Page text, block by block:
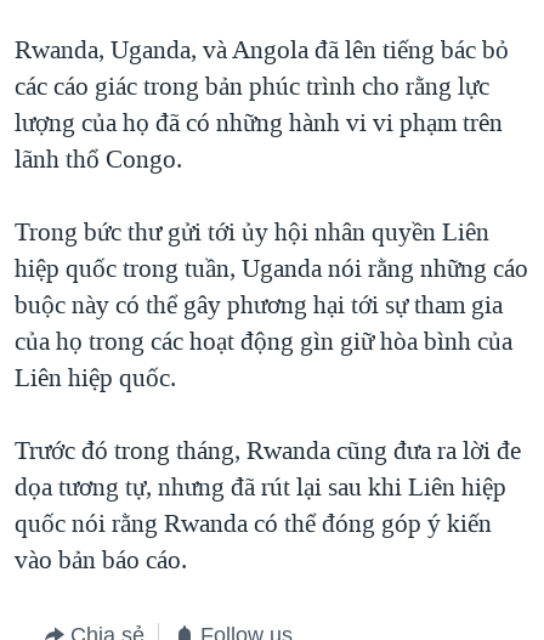
NGƯ DÂN VIỆT VÀ LÀN SÓNG TRỘM HẢI SÂM
BÊN KIA QUỐC LỘ: TIẾNG VỌNG TỪ NÔNG THÔN MỸ
QUAN HỆ VIỆT MỸ
Rwanda, Uganda, và Angola đã lên tiếng bác bỏ
các cáo giác trong bản phúc trình cho rằng lực
lượng của họ đã có những hành vi vi phạm trên
lãnh thổ Congo.
Trong bức thư gửi tới ủy hội nhân quyền Liên
hiệp quốc trong tuần, Uganda nói rằng những cáo
buộc này có thể gây phương hại tới sự tham gia
của họ trong các hoạt động gìn giữ hòa bình của
Liên hiệp quốc.
Trước đó trong tháng, Rwanda cũng đưa ra lời đe
dọa tương tự, nhưng đã rút lại sau khi Liên hiệp
quốc nói rằng Rwanda có thể đóng góp ý kiến
vào bản báo cáo.
Chia sẻ Follow us